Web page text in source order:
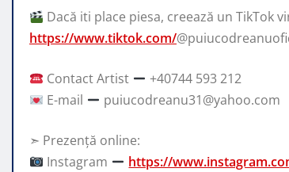
Dacă iti place piesa, creează un TikTok
https://www.tiktok.com/
Contact Artist
+40744 593 212
E-mail
puiucodreanu31@yahoo.com
➣ Prezență online:
Instagram
https://